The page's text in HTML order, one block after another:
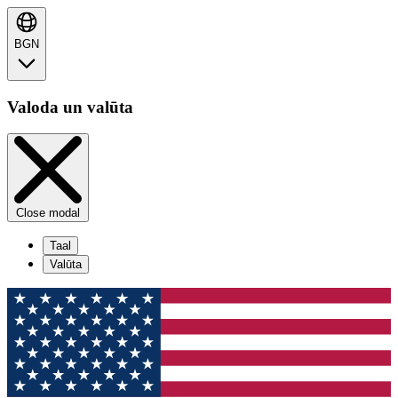
BGN
Valoda un valūta
Close modal
Taal
Valūta